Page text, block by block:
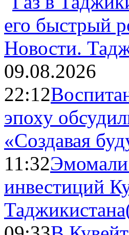
Новости.
09.08.2026
22:12
эпоху
«Создавая
11:32Эмомали
инвестиций
Таджикистана